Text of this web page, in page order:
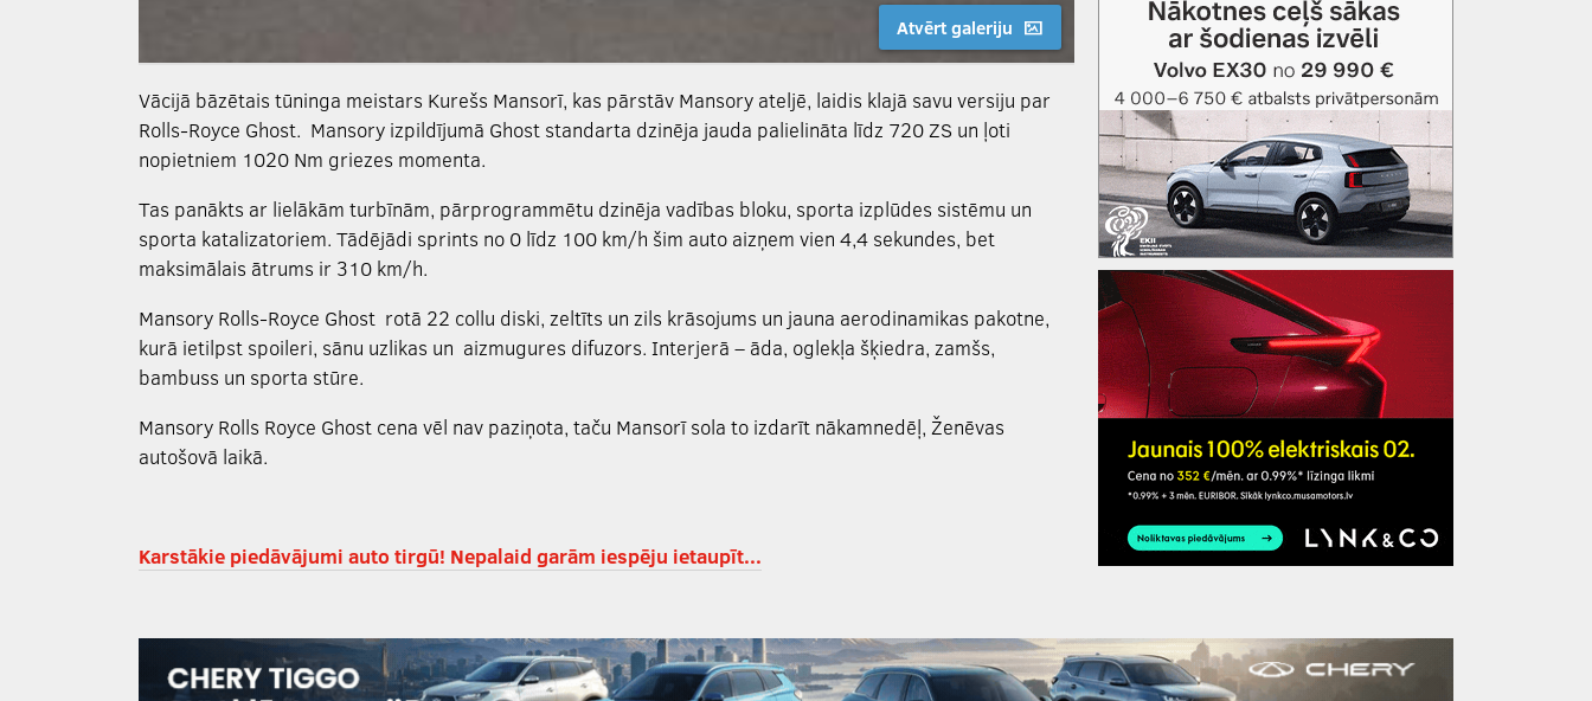
Atvērt galeriju
Vācijā bāzētais tūninga meistars Kurešs Mansorī, kas pārstāv Mansory ateljē, laidis klajā savu versiju par
Rolls-Royce Ghost. Mansory izpildījumā Ghost standarta dzinēja jauda palielināta līdz 720 ZS un ļoti
nopietniem 1020 Nm griezes momenta.
Tas panākts ar lielākām turbīnām, pārprogrammētu dzinēja vadības bloku, sporta izplūdes sistēmu un
sporta katalizatoriem. Tādējādi sprints no 0 līdz 100 km/h šim auto aizņem vien 4,4 sekundes, bet
maksimālais ātrums ir 310 km/h.
Mansory Rolls-Royce Ghost rotā 22 collu diski, zeltīts un zils krāsojums un jauna aerodinamikas pakotne,
kurā ietilpst spoileri, sānu uzlikas un aizmugures difuzors. Interjerā – āda, oglekļa šķiedra, zamšs,
bambuss un sporta stūre.
Mansory Rolls Royce Ghost cena vēl nav paziņota, taču Mansorī sola to izdarīt nākamnedēļ, Ženēvas
autošovā laikā.
Karstākie piedāvājumi auto tirgū! Nepalaid garām iespēju ietaupīt...